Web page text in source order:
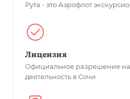
Рута - это Аэрофлот
Лицензия
Официальное разрешение на
деятельность в Сочи